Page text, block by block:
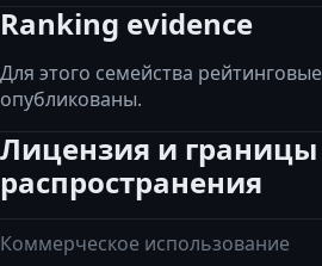
Ranking evidence
Для этого семейства
опубликованы.
Лицензия и границы
распространения
Коммерческое использование